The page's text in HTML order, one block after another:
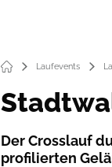
Laufevents
Der Crosslauf
profilierten